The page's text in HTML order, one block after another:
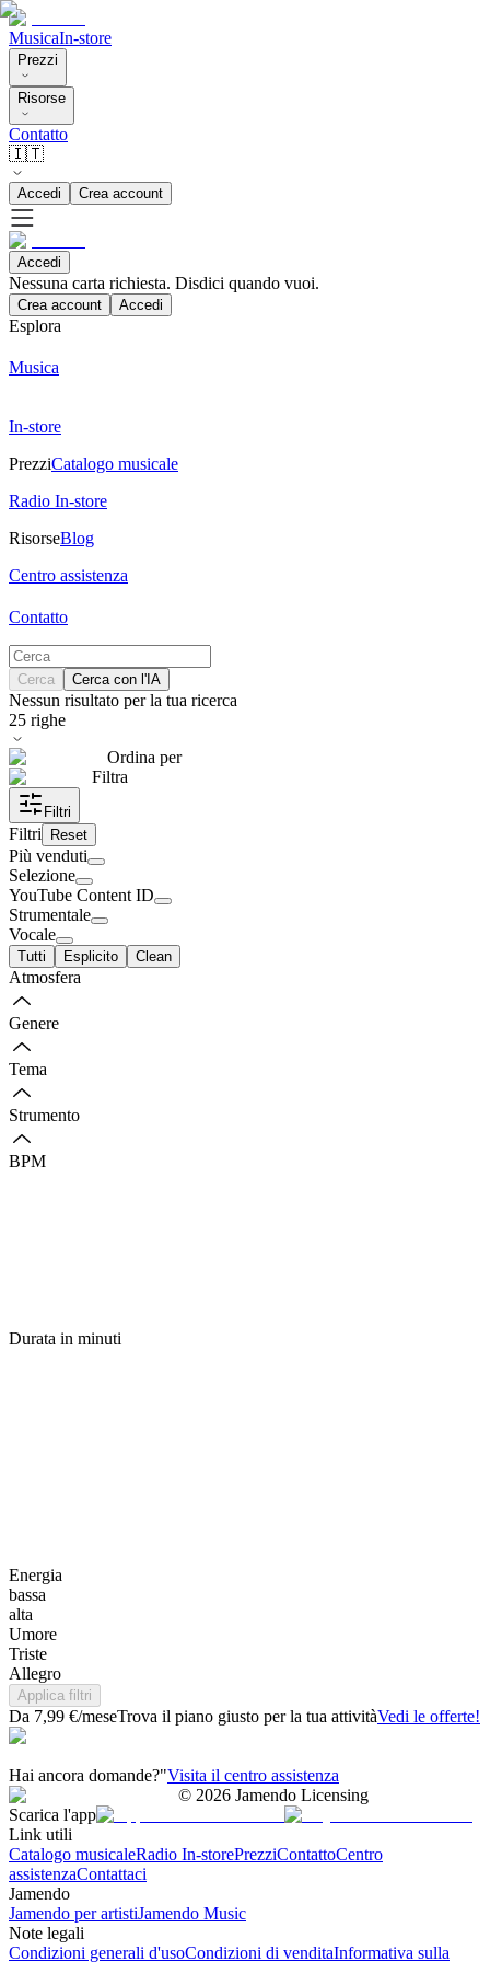
MusicaIn-store
Prezzi
Risorse
Contatto
🇮🇹
Accedi Crea account
Accedi
Nessuna carta richiesta. Disdici quando vuoi.
Crea account Accedi
Esplora
Musica
In-store
PrezziCatalogo musicale
Radio In-store
RisorseBlog
Centro assistenza
Contatto
Cerca Cerca con l'IA
Nessun risultato per la tua ricerca
25 righe
Ordina per
Filtra
Filtri
Filtri Reset
Più venduti
Selezione
YouTube Content ID
Strumentale
Vocale
Tutti Esplicito Clean
Atmosfera
Genere
Tema
Strumento
BPM
Durata in minuti
Energia
bassa
alta
Umore
Triste
Allegro
Applica filtri
Da 7,99 €/meseTrova il piano giusto per la tua attivitàVedi le offerte!
Hai ancora domande?"Visita il centro assistenza
© 2026 Jamendo Licensing
Scarica l'app
Link utili
Catalogo musicaleRadio In-storePrezziContattoCentro
assistenzaContattaci
Jamendo
Jamendo per artistiJamendo Music
Note legali
Condizioni generali d'usoCondizioni di venditaInformativa sulla